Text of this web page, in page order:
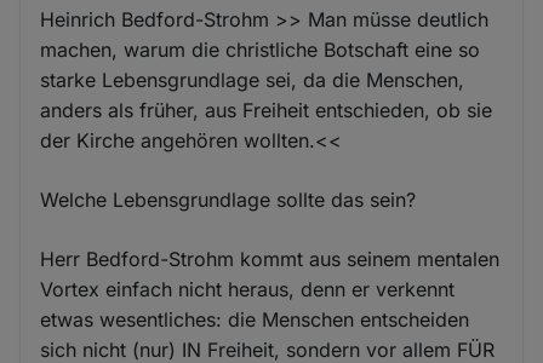
Heinrich Bedford-Strohm >> Man müsse deutlich
machen, warum die christliche Botschaft eine so
starke Lebensgrundlage sei, da die Menschen,
anders als früher, aus Freiheit entschieden, ob sie
der Kirche angehören wollten.<<
Welche Lebensgrundlage sollte das sein?
Herr Bedford-Strohm kommt aus seinem mentalen
Vortex einfach nicht heraus, denn er verkennt
etwas wesentliches: die Menschen entscheiden
sich nicht (nur) IN Freiheit, sondern vor allem FÜR